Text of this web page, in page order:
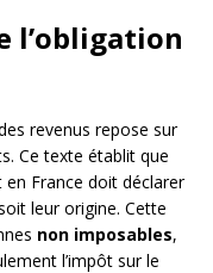
l’obligation
revenus repose sur
Ce texte établit que
France doit déclarer
leur origine. Cette
non imposables,
l’impôt sur le